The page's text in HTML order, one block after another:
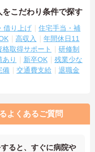
こだわり条件で探す
借り上げ
住宅手当・補
高収入
年間休日11
格取得サポート
研修制
り 新卒OK
残業少な
備 交通費支給
退職金
よくあるご質問
ると、すぐに病院や